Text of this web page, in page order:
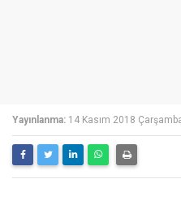
Yayınlanma: 14 Kasım 2018